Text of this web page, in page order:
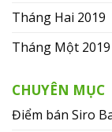
Tháng Hai 2019
Tháng Một 2019
CHUYÊN MỤC
Điểm bán Siro